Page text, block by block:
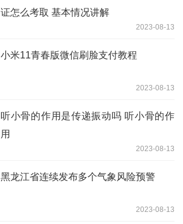
证怎么考取 基本情况讲解
2023-08-13
小米11青春版微信刷脸支付教程
2023-08-13
听小骨的作用是传递振动吗 听小骨的作
用
2023-08-13
黑龙江省连续发布多个气象风险预警
2023-08-13